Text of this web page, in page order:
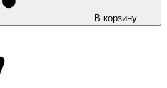
В корзину